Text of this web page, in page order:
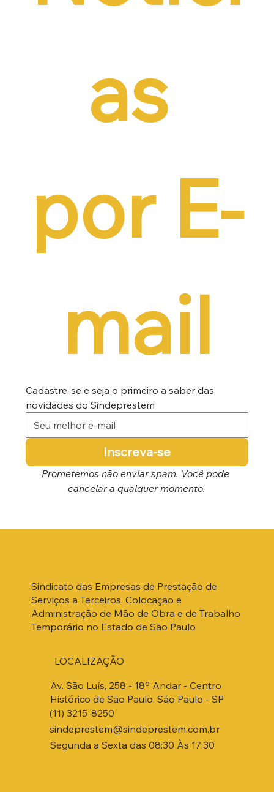
as
por E-
mail
Cadastre-se e seja o primeiro a saber das
novidades do Sindeprestem
Inscreva-se
Prometemos não enviar spam. Você pode
cancelar a qualquer momento.
Sindicato das Empresas de Prestação de
Serviços a Terceiros, Colocação e
Administração de Mão de Obra e de Trabalho
Temporário no Estado de São Paulo
Av. São Luís, 258 - 18º Andar - Centro
Histórico de São Paulo, São Paulo - SP
(11) 3215-8250
sindeprestem@sindeprestem.com.br
Segunda a Sexta das 08:30 Às 17:30
LOCALIZAÇÃO